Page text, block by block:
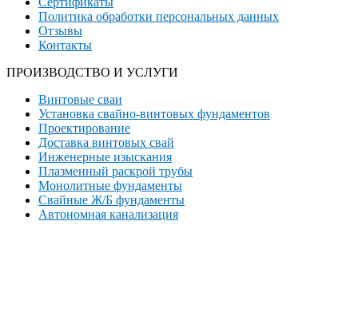
Политика обработки персональных данных
Отзывы
Контакты
ПРОИЗВОДСТВО И УСЛУГИ
Винтовые сваи
Установка свайно-винтовых фундаментов
Проектирование
Доставка винтовых свай
Инженерные изыскания
Плазменный раскрой трубы
Монолитные фундаменты
Свайные Ж/Б фундаменты
Автономная канализация